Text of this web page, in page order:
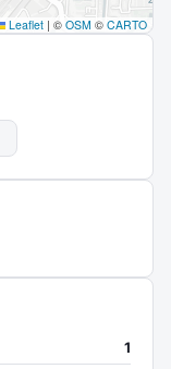
Leaflet | © OSM © CARTO
1